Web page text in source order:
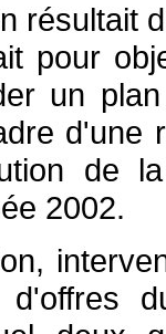
résultait
pour
un
d'une
de
2002.